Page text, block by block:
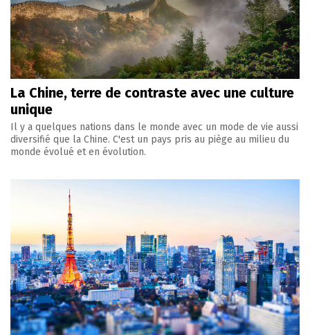
La Chine, terre de contraste avec une culture
unique
Il y a quelques nations dans le monde avec un mode de vie aussi
diversifié que la Chine. C'est un pays pris au piège au milieu du
monde évolué et en évolution.